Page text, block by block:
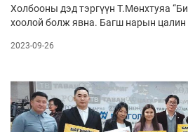
Холбооны дэд тэргүүн Т.Мөнхтуяа
хоолой болж явна. Багш нарын цалин
дуулгаж, нөхцөл байдлыг
газрын дарга намайг “Монголын
гэсэн. Намайг юу ч гэж хэлж болно.
бол харин хэн ч зогсоож чадахгүй”
даяар өрнүүлэх бөгөөд нийслэлээс
2023-09-26